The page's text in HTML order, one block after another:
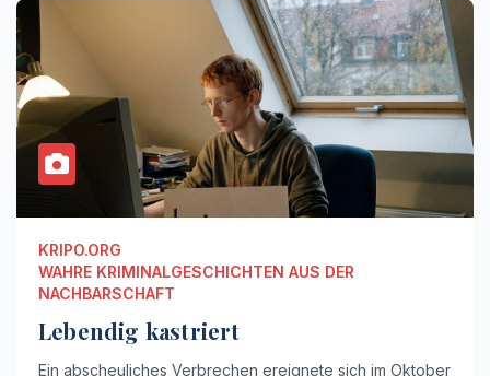
KRIPO.ORG
WAHRE KRIMINALGESCHICHTEN AUS DER
NACHBARSCHAFT
Lebendig kastriert
Ein abscheuliches Verbrechen ereignete sich im Oktober